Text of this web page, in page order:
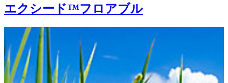
エクシード™フロアブル